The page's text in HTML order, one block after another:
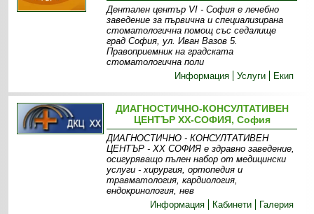
Дентален център VI - София e лечебно
заведение за първична и специализирана
стоматологична помощ със седалище
град София, ул. Иван Вазов 5.
Правоприемник на градската
стоматологична поли
Информация
Услуги Екип
ДИАГНОСТИЧНО-КОНСУЛТАТИВЕН
ЦЕНТЪР ХХ-СОФИЯ, София
ДИАГНОСТИЧНО - КОНСУЛТАТИВЕН
ЦЕНТЪР - XX СОФИЯ е здравно заведение,
осигуряващо пълен набор от медицински
услуги - хирургия, ортопедия и
травматология, кардиология,
ендокринология, нев
Информация
Кабинети Галерия